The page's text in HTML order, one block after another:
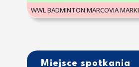
WWL BADMINTON MARCOVIA MARKI
Miejsce spotkania